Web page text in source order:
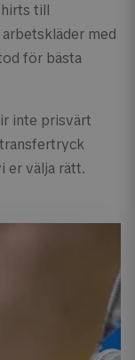
till
med
för bästa
inte prisvärt
er välja rätt.